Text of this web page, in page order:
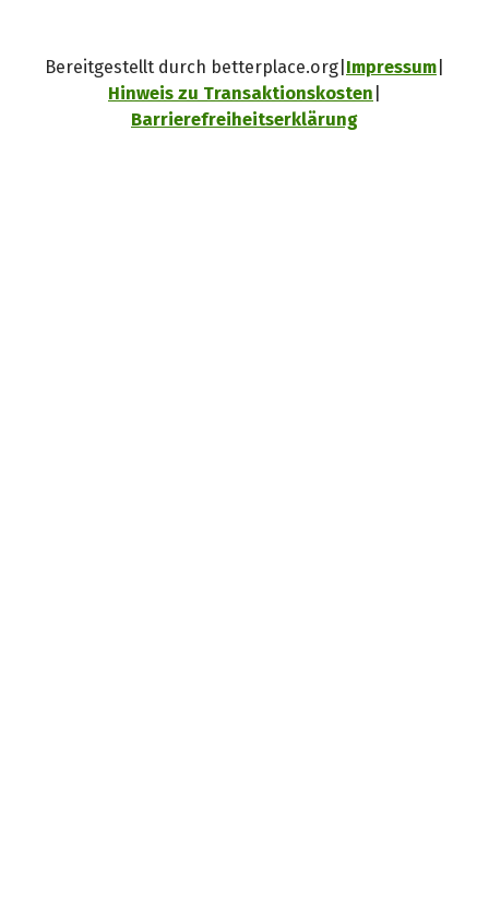
Bereitgestellt durch betterplace.org Impressum
Hinweis zu Transaktionskosten
Barrierefreiheitserklärung